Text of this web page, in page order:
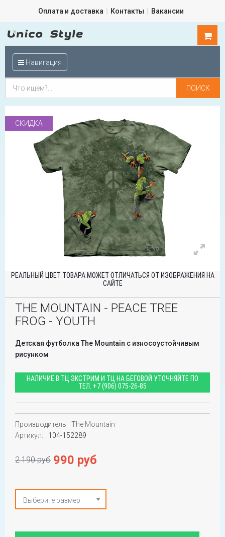
Оплата и доставка Контакты Вакансии
Навигация
СКИДКА
РЕАЛЬНЫЙ ЦВЕТ ТОВАРА МОЖЕТ ОТЛИЧАТЬСЯ ОТ ИЗОБРАЖЕНИЯ НА
САЙТЕ
THE MOUNTAIN - PEACE TREE
FROG - YOUTH
Детская футболка The Mountain с износоустойчивым
рисунком
НАЛИЧИЕ В ТЦ ЭКСТРИМ И ТЦ НА БЕГОВОЙ УТОЧНЯЙТЕ ПО
ТЕЛ. +7 (906) 075-26-85
Производитель
The Mountain
Артикул:
104-152289
2 190 руб 990 руб
Выберите размер